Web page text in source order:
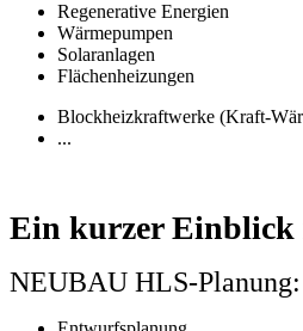
Regenerative Energien
Wärmepumpen
Solaranlagen
Flächenheizungen
Blockheizkraftwerke (Kraft-
...
Ein kurzer Einblick
NEUBAU HLS-Planung: